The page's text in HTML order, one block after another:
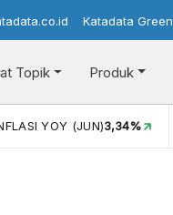
Katadata Green
Topik Produk
YOY (JUN)3,34%